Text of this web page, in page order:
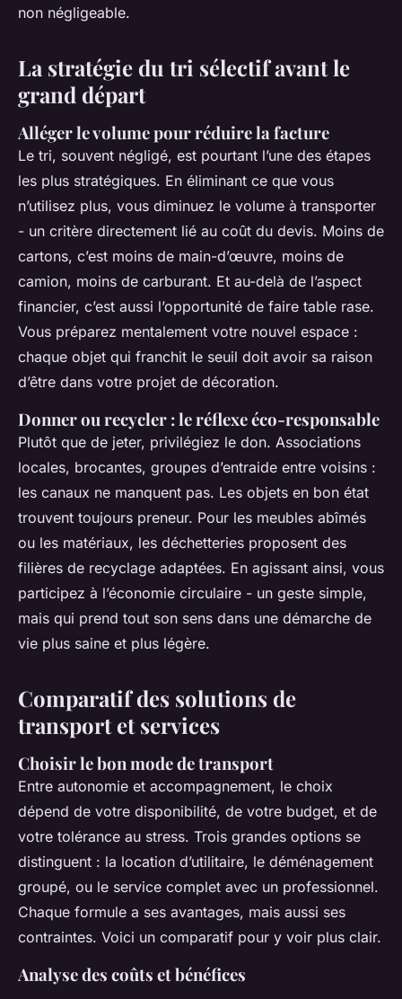
non négligeable.
La stratégie du tri sélectif avant le
grand départ
Alléger le volume pour réduire la facture
Le tri, souvent négligé, est pourtant l’une des étapes
les plus stratégiques. En éliminant ce que vous
n’utilisez plus, vous diminuez le volume à transporter
- un critère directement lié au coût du devis. Moins de
cartons, c’est moins de main-d’œuvre, moins de
camion, moins de carburant. Et au-delà de l’aspect
financier, c’est aussi l’opportunité de faire table rase.
Vous préparez mentalement votre nouvel espace :
chaque objet qui franchit le seuil doit avoir sa raison
d’être dans votre projet de décoration.
Donner ou recycler : le réflexe éco-responsable
Plutôt que de jeter, privilégiez le don. Associations
locales, brocantes, groupes d’entraide entre voisins :
les canaux ne manquent pas. Les objets en bon état
trouvent toujours preneur. Pour les meubles abîmés
ou les matériaux, les déchetteries proposent des
filières de recyclage adaptées. En agissant ainsi, vous
participez à l’économie circulaire - un geste simple,
mais qui prend tout son sens dans une démarche de
vie plus saine et plus légère.
Comparatif des solutions de
transport et services
Choisir le bon mode de transport
Entre autonomie et accompagnement, le choix
dépend de votre disponibilité, de votre budget, et de
votre tolérance au stress. Trois grandes options se
distinguent : la location d’utilitaire, le déménagement
groupé, ou le service complet avec un professionnel.
Chaque formule a ses avantages, mais aussi ses
contraintes. Voici un comparatif pour y voir plus clair.
Analyse des coûts et bénéfices